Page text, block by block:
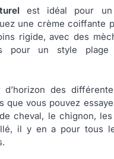
est idéal pour un
une crème coiffante
rigide, avec des
pour un style plage
des
que vous pouvez
cheval, le chignon,
il y en a pour tous